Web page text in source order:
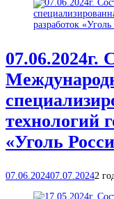
07.06.2024г.
технологий
«Уголь
07.06.202407.07.20242